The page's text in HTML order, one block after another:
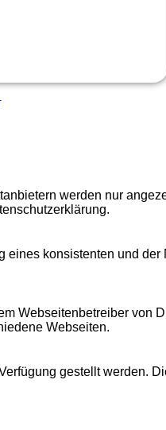
werden nur
eines konsistenten und der
Webseitenbetreiber von
Webseiten.
gestellt werden.